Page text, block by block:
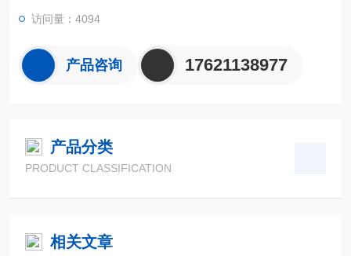
访问量：4094
产品咨询 17621138977
产品分类
PRODUCT CLASSIFICATION
相关文章